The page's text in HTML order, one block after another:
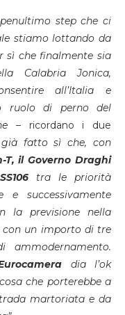
step che ci
stiamo lottando da
sì che finalmente sia
Calabria Jonica,
all’Italia e
ruolo di perno del
– ricordano i due
fatto sì che, con
T, il Governo Draghi
SS106 tra le priorità
successivamente
la previsione nella
con un importo di tre
dia l’ok
cosa che porterebbe a
martoriata e da